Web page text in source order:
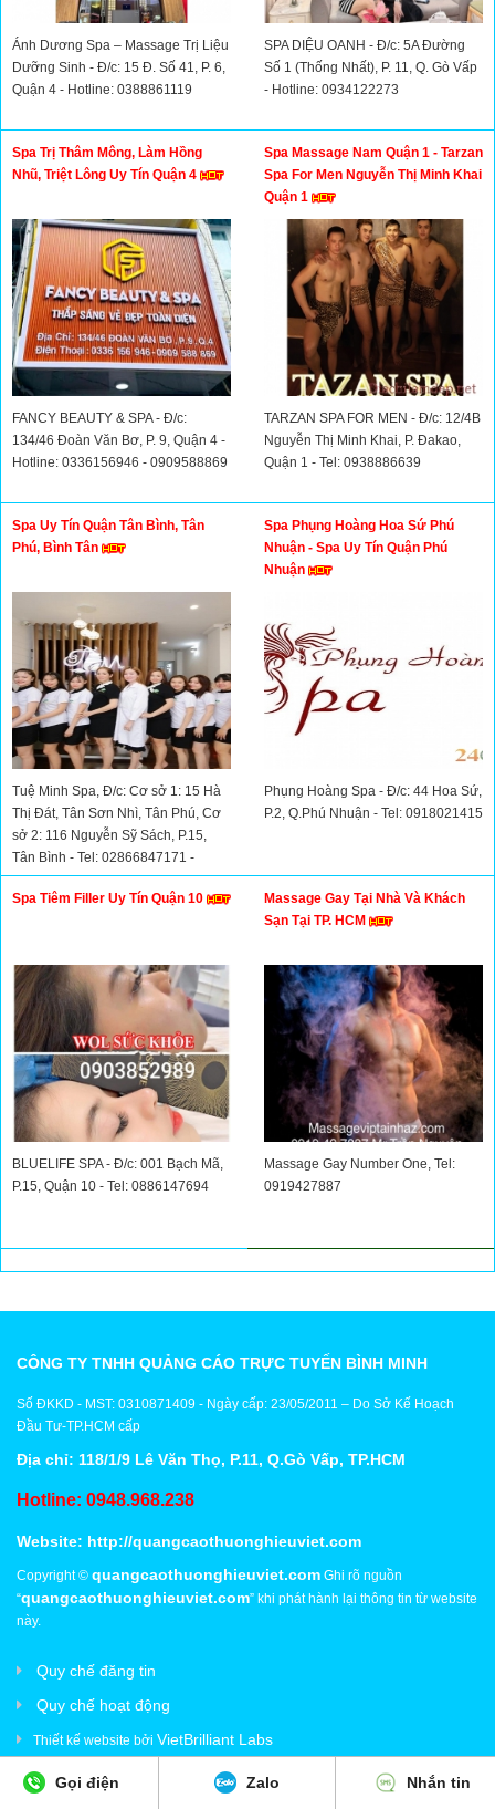
Ánh Dương Spa – Massage Trị Liệu
Dưỡng Sinh - Đ/c: 15 Đ. Số 41, P. 6,
Quận 4 - Hotline: 0388861119
SPA DIỆU OANH - Đ/c: 5A Đường
Số 1 (Thống Nhất), P. 11, Q. Gò Vấp
- Hotline: 0934122273
Spa Trị Thâm Mông, Làm Hồng
Nhũ, Triệt Lông Uy Tín Quận 4
FANCY BEAUTY & SPA - Đ/c:
134/46 Đoàn Văn Bơ, P. 9, Quận 4 -
Hotline: 0336156946 - 0909588869
Spa Massage Nam Quận 1 - Tarzan
Spa For Men Nguyễn Thị Minh Khai
Quận 1
TARZAN SPA FOR MEN - Đ/c: 12/4B
Nguyễn Thị Minh Khai, P. Đakao,
Quận 1 - Tel: 0938886639
Spa Uy Tín Quận Tân Bình, Tân
Phú, Bình Tân
Tuệ Minh Spa, Đ/c: Cơ sở 1: 15 Hà
Thị Đát, Tân Sơn Nhì, Tân Phú, Cơ
sở 2: 116 Nguyễn Sỹ Sách, P.15,
Tân Bình - Tel: 02866847171 -
02866846161
Spa Phụng Hoàng Hoa Sứ Phú
Nhuận - Spa Uy Tín Quận Phú
Nhuận
Phụng Hoàng Spa - Đ/c: 44 Hoa Sứ,
P.2, Q.Phú Nhuận - Tel: 0918021415
Spa Tiêm Filler Uy Tín Quận 10
BLUELIFE SPA - Đ/c: 001 Bạch Mã,
P.15, Quận 10 - Tel: 0886147694
Massage Gay Tại Nhà Và Khách
Sạn Tại TP. HCM
Massage Gay Number One, Tel:
0919427887
Gọi điện Zalo Nhắn tin
CÔNG TY TNHH QUẢNG CÁO TRỰC TUYẾN BÌNH MINH
Số ĐKKD - MST: 0310871409 - Ngày cấp: 23/05/2011 – Do Sở Kế Hoạch
Đầu Tư-TP.HCM cấp
Địa chỉ: 118/1/9 Lê Văn Thọ, P.11, Q.Gò Vấp, TP.HCM
Hotline: 0948.968.238
Website: http://quangcaothuonghieuviet.com
Copyright © quangcaothuonghieuviet.com Ghi rõ nguồn
“quangcaothuonghieuviet.com” khi phát hành lại thông tin từ website
này.
Quy chế đăng tin
Quy chế hoạt động
Thiết kế website bởi VietBrilliant Labs